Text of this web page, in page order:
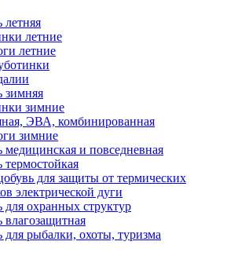
летняя
летние
летние
зимняя
зимние
ЭВА, комбинированная
зимние
медицинская и повседневная
термостойкая
для защиты от термических
электрической дуги
для охранных структур
влагозащитная
для рыбалки, охоты, туризма